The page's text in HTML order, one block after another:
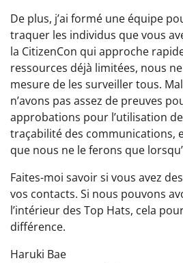
De plus, j’ai formé une équipe
traquer les individus que vous
la CitizenCon qui approche
ressources déjà limitées, nous
mesure de les surveiller tous.
n’avons pas assez de preuves
approbations pour l’utilisation
traçabilité des communications,
que nous ne le ferons que
Faites-moi savoir si vous avez
vos contacts. Si nous pouvons
l’intérieur des Top Hats, cela
différence.
Haruki Bae